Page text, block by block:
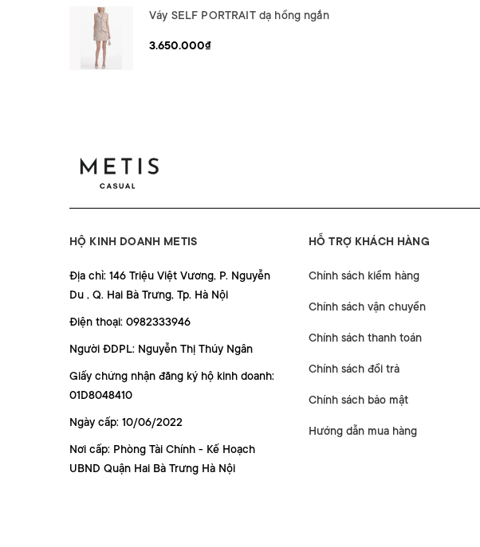
Váy SELF PORTRAIT dạ hồng ngắn
3.650.000₫
HỘ KINH DOANH METIS
Địa chỉ: 146 Triệu Việt Vương, P. Nguyễn
Du , Q. Hai Bà Trưng, Tp. Hà Nội
Điện thoại: 0982333946
Người ĐDPL: Nguyễn Thị Thúy Ngân
Giấy chứng nhận đăng ký hộ kinh doanh:
01D8048410
Ngày cấp: 10/06/2022
Nơi cấp: Phòng Tài Chính - Kế Hoạch
UBND Quận Hai Bà Trưng Hà Nội
HỖ TRỢ KHÁCH HÀNG
Chính sách kiểm hàng
Chính sách vận chuyển
Chính sách thanh toán
Chính sách đổi trả
Chính sách bảo mật
Hướng dẫn mua hàng